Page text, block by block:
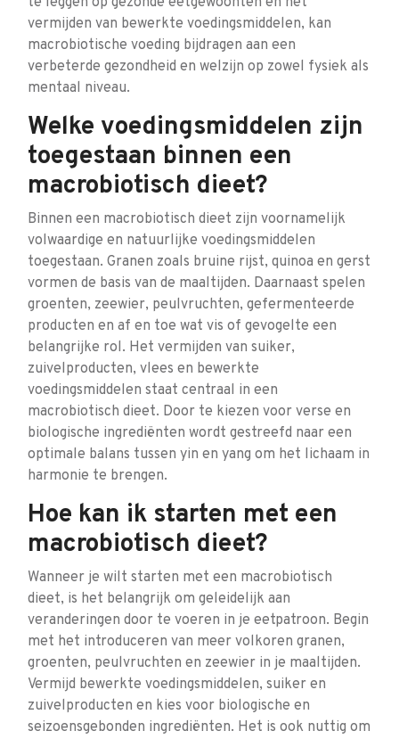
vermijden van bewerkte voedingsmiddelen, kan
macrobiotische voeding bijdragen aan een
verbeterde gezondheid en welzijn op zowel fysiek als
mentaal niveau.
Welke voedingsmiddelen zijn
toegestaan binnen een
macrobiotisch dieet?
Binnen een macrobiotisch dieet zijn voornamelijk
volwaardige en natuurlijke voedingsmiddelen
toegestaan. Granen zoals bruine rijst, quinoa en gerst
vormen de basis van de maaltijden. Daarnaast spelen
groenten, zeewier, peulvruchten, gefermenteerde
producten en af en toe wat vis of gevogelte een
belangrijke rol. Het vermijden van suiker,
zuivelproducten, vlees en bewerkte
voedingsmiddelen staat centraal in een
macrobiotisch dieet. Door te kiezen voor verse en
biologische ingrediënten wordt gestreefd naar een
optimale balans tussen yin en yang om het lichaam in
harmonie te brengen.
Hoe kan ik starten met een
macrobiotisch dieet?
Wanneer je wilt starten met een macrobiotisch
dieet, is het belangrijk om geleidelijk aan
veranderingen door te voeren in je eetpatroon. Begin
met het introduceren van meer volkoren granen,
groenten, peulvruchten en zeewier in je maaltijden.
Vermijd bewerkte voedingsmiddelen, suiker en
zuivelproducten en kies voor biologische en
seizoensgebonden ingrediënten. Het is ook nuttig om